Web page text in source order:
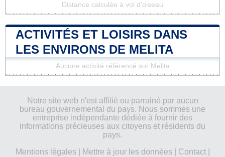
Distance calculée à vol d'oiseau
ACTIVITÉS ET LOISIRS DANS
LES ENVIRONS DE MELITA
Aucune activité référencé sur Melita
Notre site web n'est affilié ou parrainé par aucun
bureau gouvernemental du pays. Nous sommes une
entreprise indépendante dédiée à fournir des
informations précieuses aux citoyens et résidents du
pays.
Mentions légales| Mettre à jour les données| Contact|